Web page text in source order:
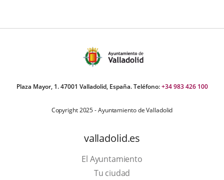
Plaza Mayor, 1. 47001 Valladolid, España. Teléfono:+34 983 426 100
Copyright 2025 - Ayuntamiento de Valladolid
valladolid.es
El Ayuntamiento
Tu ciudad